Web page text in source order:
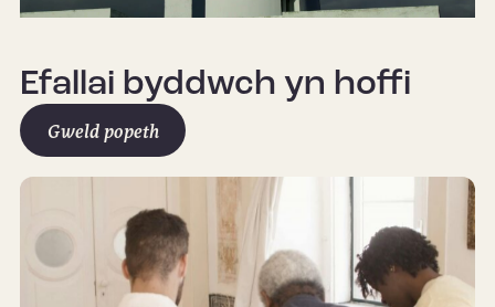
Mute Settings
Efallai byddwch yn hoffi
Gweld popeth